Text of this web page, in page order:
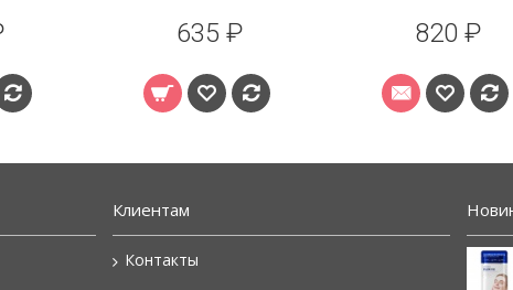
635 ₽ 820 ₽
Клиентам
Контакты